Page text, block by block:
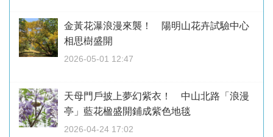
金黃花瀑浪漫來襲！ 陽明山花卉試驗中心
相思樹盛開
2026-05-01 12:47
天母門戶披上夢幻紫衣！ 中山北路「浪漫
亭」藍花楹盛開鋪成紫色地毯
2026-04-24 17:02